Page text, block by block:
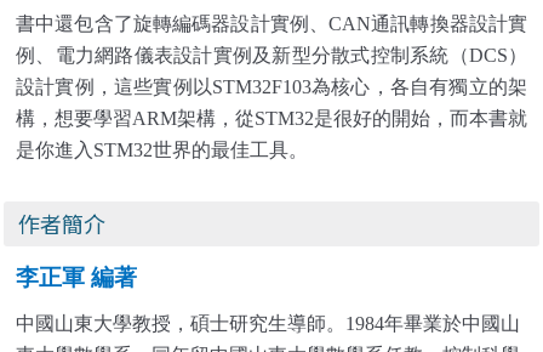
書中還包含了旋轉編碼器設計實例、 CAN通訊轉換器設計實
例、電力網路儀表設計實例及新型分散式控制系統（DCS）
設計實例，這些實例以STM32F103為核心，各自有獨立的架
構，想要學習ARM架構，從STM32是很好的開始，而本書就
是你進入 STM32世界的最佳工具。
作者簡介
李正軍 編著
中國山東大學教授，碩士研究生導師。1984年畢業於中國山